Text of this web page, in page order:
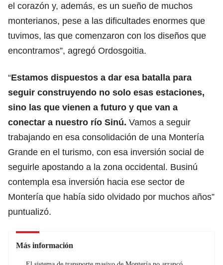
el corazón y, además, es un sueño de muchos
monterianos, pese a las dificultades enormes que
tuvimos, las que comenzaron con los diseños que
encontramos”, agregó Ordosgoitia.
“Estamos dispuestos a dar esa batalla para
seguir construyendo no solo esas estaciones,
sino las que vienen a futuro y que van a
conectar a nuestro río Sinú. Vamos a seguir
trabajando en esa consolidación de una Montería
Grande en el turismo, con esa inversión social de
seguirle apostando a la zona occidental. Businú
contempla esa inversión hacia ese sector de
Montería que había sido olvidado por muchos años”
puntualizó.
Más información